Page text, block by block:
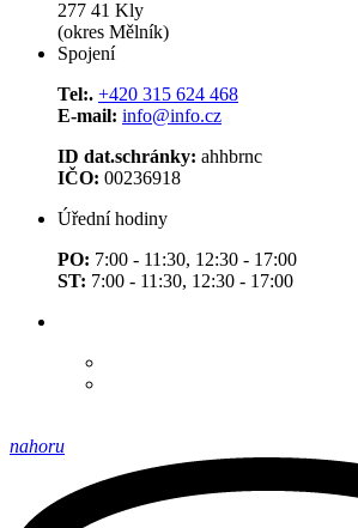
277 41 Kly
(okres Mělník)
Spojení
Tel:. +420 315 624 468
E-mail: info@info.cz
ID dat.schránky: ahhbrnc
IČO: 00236918
Úřední hodiny
PO: 7:00 - 11:30, 12:30 - 17:00
ST: 7:00 - 11:30, 12:30 - 17:00
nahoru